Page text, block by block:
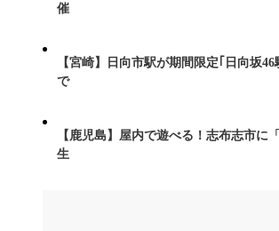
催
【宮崎】日向市駅が期間限定｢日向坂46
で
【鹿児島】屋内で遊べる！志布志市に
生